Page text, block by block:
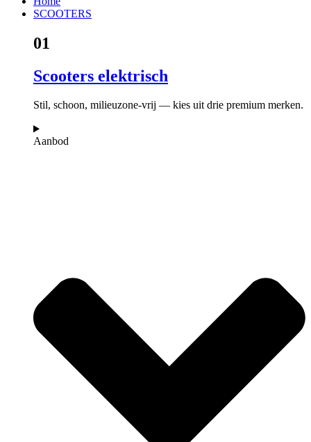
SCOOTERS
01
Scooters elektrisch
Stil, schoon, milieuzone-vrij — kies uit drie premium merken.
Aanbod